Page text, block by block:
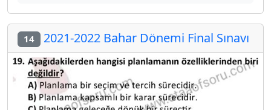
14 2021-2022 Bahar Dönemi Final Sınavı